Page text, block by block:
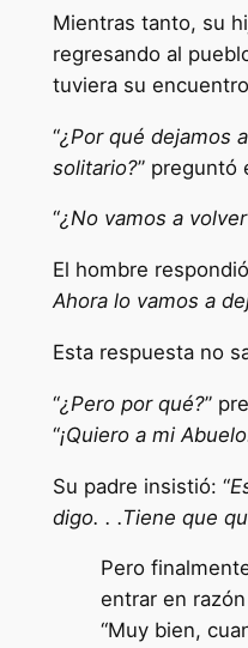
Mientras tanto, su
regresando al
tuviera su
“¿Por qué dejamos
solitario?” preguntó
“¿No vamos a
El hombre
Ahora lo vamos a
Esta respuesta no
“¿Pero por qué?”
“¡Quiero a mi
Su padre insistió: “
digo. . .Tiene que
Pero
entrar en
“Muy bien,